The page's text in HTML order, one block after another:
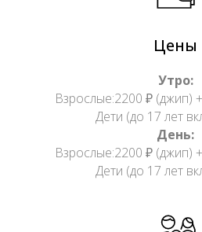
Цены
Утро:
Взрослые:2200 ₽ (джип)
Дети (до 17 лет
День:
Взрослые:2200 ₽ (джип)
Дети (до 17 лет